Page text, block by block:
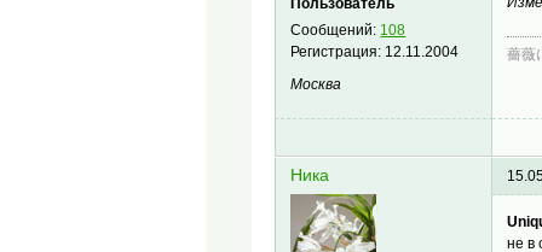
Сообщений: 108
Регистрация: 12.11.2004
Москва
薔薇
Ника
не в